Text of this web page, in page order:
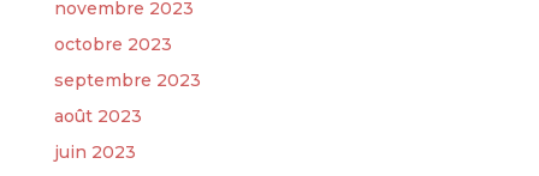
novembre 2023
octobre 2023
septembre 2023
août 2023
juin 2023